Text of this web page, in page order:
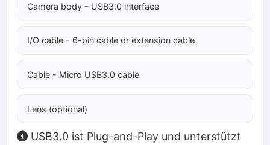
Camera body - USB3.0 interface
I/O cable - 6-pin cable or extension cable
Cable - Micro USB3.0 cable
Lens (optional)
USB3.0 ist Plug-and-Play und unterstützt